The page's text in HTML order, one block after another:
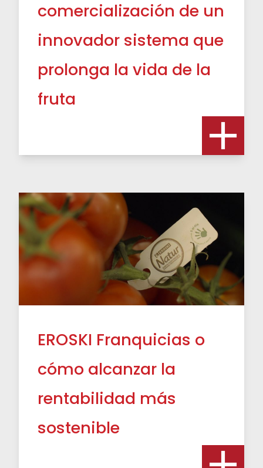
comercialización de un
innovador sistema que
prolonga la vida de la
fruta
EROSKI Franquicias o
cómo alcanzar la
rentabilidad más
sostenible